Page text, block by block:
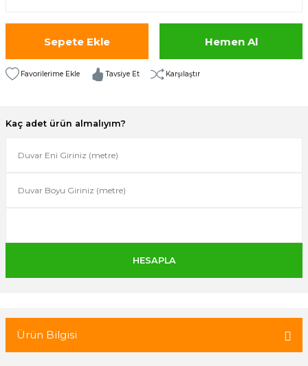
Sepete Ekle Hemen Al
Tavsiye Et Karşılaştır
Kaç adet ürün almalıyım?
Ürün Bilgisi